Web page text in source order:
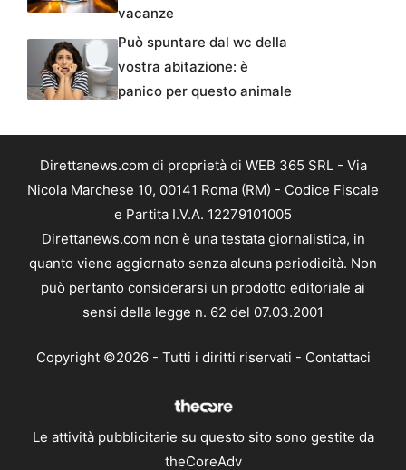
vacanze
Può spuntare dal wc della
vostra abitazione: è
panico per questo animale
Direttanews.com di proprietà di WEB 365 SRL - Via
Nicola Marchese 10, 00141 Roma (RM) - Codice Fiscale
e Partita I.V.A. 12279101005
Direttanews.com non è una testata giornalistica, in
quanto viene aggiornato senza alcuna periodicità. Non
può pertanto considerarsi un prodotto editoriale ai
sensi della legge n. 62 del 07.03.2001
Copyright ©2026 - Tutti i diritti riservati - Contattaci
Le attività pubblicitarie su questo sito sono gestite da
theCoreAdv